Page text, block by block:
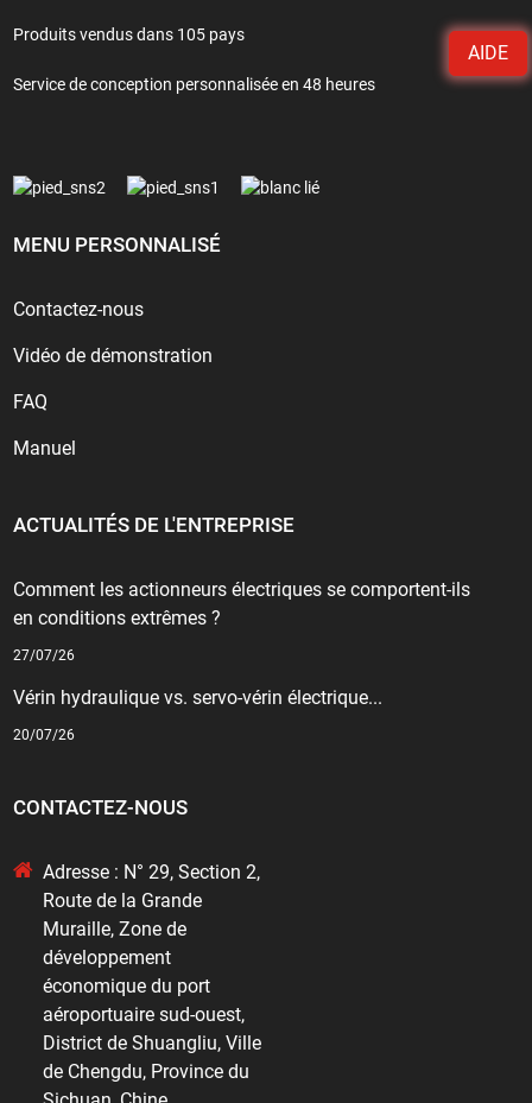
AIDE
Produits vendus dans 105 pays
Service de conception personnalisée en 48 heures
MENU PERSONNALISÉ
Contactez-nous
Vidéo de démonstration
FAQ
Manuel
ACTUALITÉS DE L'ENTREPRISE
Comment les actionneurs électriques se comportent-ils
en conditions extrêmes ?
27/07/26
Vérin hydraulique vs. servo-vérin électrique...
20/07/26
CONTACTEZ-NOUS
Adresse : N° 29, Section 2,
Route de la Grande
Muraille, Zone de
développement
économique du port
aéroportuaire sud-ouest,
District de Shuangliu, Ville
de Chengdu, Province du